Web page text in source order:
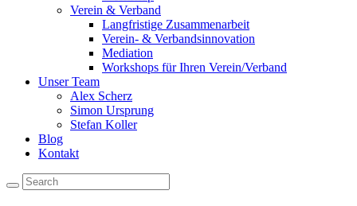
Verein & Verband
Langfristige Zusammenarbeit
Verein- & Verbandsinnovation
Mediation
Workshops für Ihren Verein/Verband
Unser Team
Alex Scherz
Simon Ursprung
Stefan Koller
Blog
Kontakt